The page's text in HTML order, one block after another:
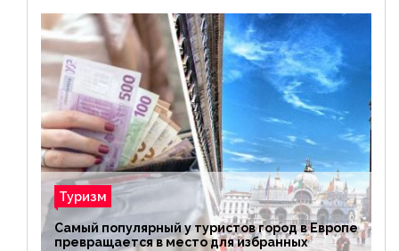
Туризм
Самый популярный у туристов город в Европе
превращается в место для избранных